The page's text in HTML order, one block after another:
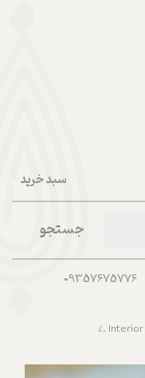
سبد خرید
جستجو